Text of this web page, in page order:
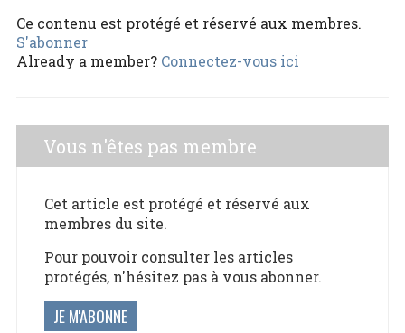
Ce contenu est protégé et réservé aux membres.
S'abonner
Already a member? Connectez-vous ici
Vous n'êtes pas membre
Cet article est protégé et réservé aux
membres du site.
Pour pouvoir consulter les articles
protégés, n'hésitez pas à vous abonner.
JE M'ABONNE